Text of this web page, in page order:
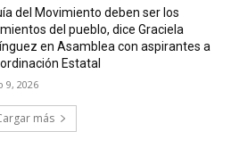
del Movimiento deben ser los
del pueblo, dice Graciela
en Asamblea con aspirantes a
Estatal
9, 2026
más